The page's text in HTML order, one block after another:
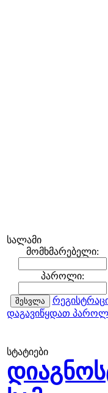
სალამი
მომხმარებელი:
პაროლი:
დაგავიწყდათ
სტატიები